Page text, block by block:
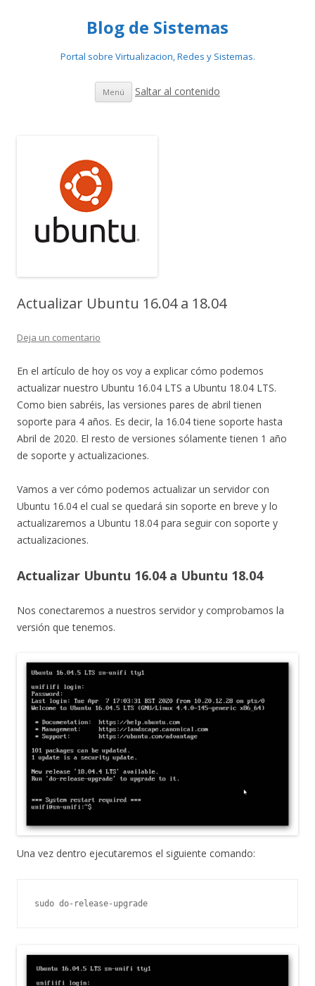
Blog de Sistemas
Portal sobre Virtualizacion, Redes y Sistemas.
Menú Saltar al contenido
Actualizar Ubuntu 16.04 a 18.04
Deja un comentario
En el artículo de hoy os voy a explicar cómo podemos
actualizar nuestro Ubuntu 16.04 LTS a Ubuntu 18.04 LTS.
Como bien sabréis, las versiones pares de abril tienen
soporte para 4 años. Es decir, la 16.04 tiene soporte hasta
Abril de 2020. El resto de versiones sólamente tienen 1 año
de soporte y actualizaciones.
Vamos a ver cómo podemos actualizar un servidor con
Ubuntu 16.04 el cual se quedará sin soporte en breve y lo
actualizaremos a Ubuntu 18.04 para seguir con soporte y
actualizaciones.
Actualizar Ubuntu 16.04 a Ubuntu 18.04
Nos conectaremos a nuestros servidor y comprobamos la
versión que tenemos.
Una vez dentro ejecutaremos el siguiente comando:
sudo do-release-upgrade